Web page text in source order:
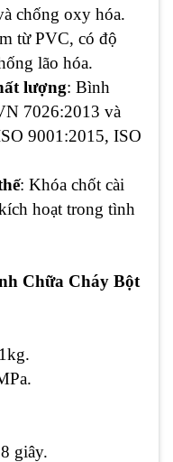
chống oxy hóa.
từ PVC, có độ
lão hóa.
lượng: Bình
7026:2013 và
9001:2015, ISO
: Khóa chốt cài
hoạt trong tình
Chữa Cháy Bột
giây.